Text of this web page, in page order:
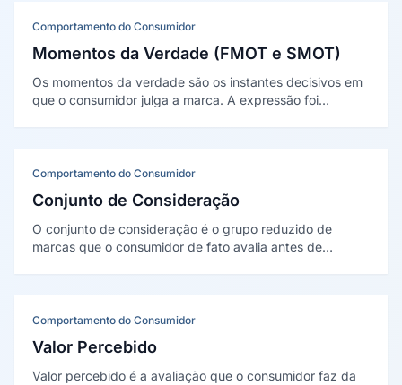
Comportamento do Consumidor
Momentos da Verdade (FMOT e SMOT)
Os momentos da verdade são os instantes decisivos em
que o consumidor julga a marca. A expressão foi
Comportamento do Consumidor
Conjunto de Consideração
O conjunto de consideração é o grupo reduzido de
marcas que o consumidor de fato avalia antes de
Comportamento do Consumidor
Valor Percebido
Valor percebido é a avaliação que o consumidor faz da